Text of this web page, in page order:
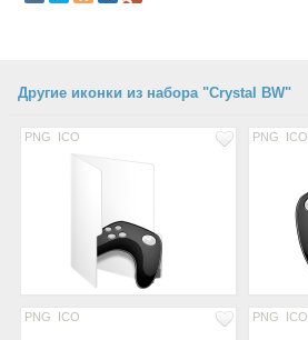
Другие иконки из набора "Crystal BW"
PNG ICO PNG ICO
PNG ICO PNG ICO